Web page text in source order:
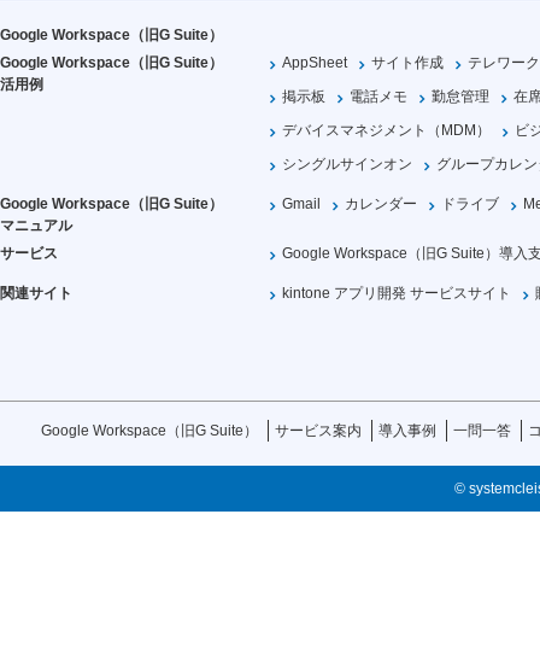
Google Workspace（旧G Suite）
Google Workspace（旧G Suite）
活用例
AppSheet サイト作成
テレワーク
掲示板
電話メモ 勤怠管理
在
デバイスマネジメント（MDM）
ビ
シングルサインオン
グループカレ
Google Workspace（旧G Suite）
マニュアル
Gmail カレンダー ドライブ
サービス Google Workspace（旧G Suite）導入
関連サイト kintone アプリ開発 サービスサイト
Google Workspace（旧G Suite） サービス案内 導入事例 一問一答
©